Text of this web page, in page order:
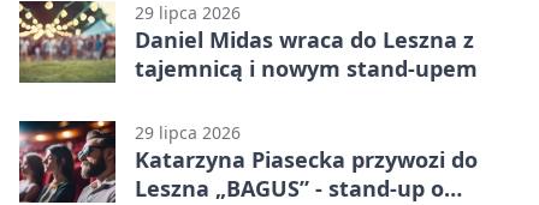
29 lipca 2026
Daniel Midas wraca do Leszna z
tajemnicą i nowym stand-upem
29 lipca 2026
Katarzyna Piasecka przywozi do
Leszna „BAGUS” - stand-up o